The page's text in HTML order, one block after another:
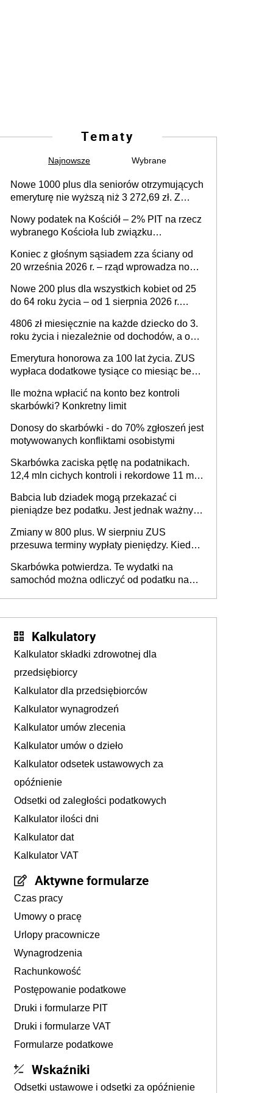
Tematy
Najnowsze Wybrane
Nowe 1000 plus dla seniorów otrzymujących
emeryturę nie wyższą niż 3 272,69 zł. Z
spóźnialscy świadczenia nie otrzymają
Nowy podatek na Kościół – 2% PIT na rzecz
wybranego Kościoła lub związku
nad zmianami w systemie finansowania
Koniec z głośnym sąsiadem zza ściany od
20 września 2026 r. – rząd wprowadza nowe
mieszkańców
Nowe 200 plus dla wszystkich kobiet od 25
do 64 roku życia – od 1 sierpnia 2026 r.
programu rządowego
4806 zł miesięcznie na każde dziecko do 3.
roku życia i niezależnie od dochodów, a od
ma odwrócić trend spadku liczby urodzeń w
Polsce
Emerytura honorowa za 100 lat życia. ZUS
wypłaca dodatkowe tysiące co miesiąc bez
Ile można wpłacić na konto bez kontroli
skarbówki? Konkretny limit
Donosy do skarbówki - do 70% zgłoszeń jest
motywowanych konfliktami osobistymi
Skarbówka zaciska pętlę na podatnikach.
12,4 mln cichych kontroli i rekordowe 11 mld
Babcia lub dziadek mogą przekazać ci
pieniądze bez podatku. Jest jednak ważny
Zmiany w 800 plus. W sierpniu ZUS
przesuwa terminy wypłaty pieniędzy. Kiedy
Skarbówka potwierdza. Te wydatki na
samochód można odliczyć od podatku nawet
Kalkulatory
Kalkulator składki zdrowotnej dla
przedsiębiorcy
Kalkulator dla przedsiębiorców
Kalkulator wynagrodzeń
Kalkulator umów zlecenia
Kalkulator umów o dzieło
Kalkulator odsetek ustawowych za
opóźnienie
Odsetki od zaległości podatkowych
Kalkulator ilości dni
Kalkulator dat
Kalkulator VAT
Aktywne formularze
Czas pracy
Umowy o pracę
Urlopy pracownicze
Wynagrodzenia
Rachunkowość
Postępowanie podatkowe
Druki i formularze PIT
Druki i formularze VAT
Formularze podatkowe
Wskaźniki
Odsetki ustawowe i odsetki za opóźnienie